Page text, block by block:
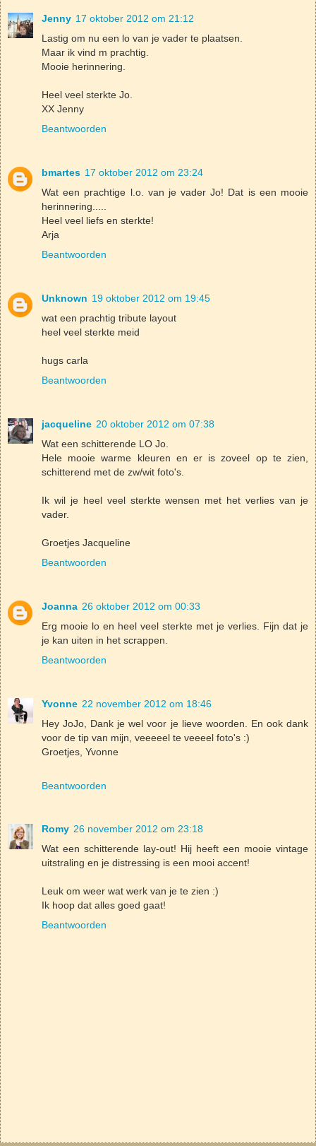
Jenny 17 oktober 2012 om 21:12
Lastig om nu een lo van je vader te plaatsen.
Maar ik vind m prachtig.
Mooie herinnering.
Heel veel sterkte Jo.
XX Jenny
Beantwoorden
bmartes 17 oktober 2012 om 23:24
Wat een prachtige l.o. van je vader Jo! Dat is een mooie
herinnering.....
Heel veel liefs en sterkte!
Arja
Beantwoorden
Unknown 19 oktober 2012 om 19:45
wat een prachtig tribute layout
heel veel sterkte meid
hugs carla
Beantwoorden
jacqueline 20 oktober 2012 om 07:38
Wat een schitterende LO Jo.
Hele mooie warme kleuren en er is zoveel op te zien,
schitterend met de zw/wit foto's.
Ik wil je heel veel sterkte wensen met het verlies van je
vader.
Groetjes Jacqueline
Beantwoorden
Joanna 26 oktober 2012 om 00:33
Erg mooie lo en heel veel sterkte met je verlies. Fijn dat je
je kan uiten in het scrappen.
Beantwoorden
Yvonne 22 november 2012 om 18:46
Hey JoJo, Dank je wel voor je lieve woorden. En ook dank
voor de tip van mijn, veeeeel te veeeel foto's :)
Groetjes, Yvonne
Beantwoorden
Romy 26 november 2012 om 23:18
Wat een schitterende lay-out! Hij heeft een mooie vintage
uitstraling en je distressing is een mooi accent!
Leuk om weer wat werk van je te zien :)
Ik hoop dat alles goed gaat!
Beantwoorden